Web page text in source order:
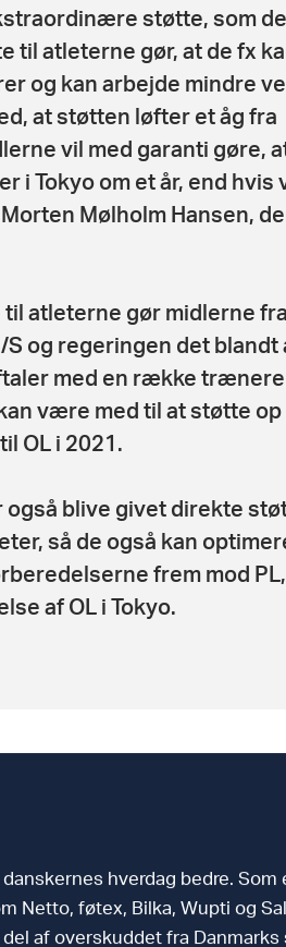
støtte, som
til atleterne gør, at de fx
og kan arbejde mindre
at støtten løfter et åg fra
vil med garanti gøre,
i Tokyo om et år, end hvis
Mølholm Hansen,
atleterne gør midlerne
S og regeringen det blandt
med en række
være med til at støtte op
OL i 2021.
også blive givet direkte
så de også kan
frem mod
af OL i Tokyo.
hverdag bedre. Som
Netto, føtex, Bilka, Wupti og
af overskuddet fra